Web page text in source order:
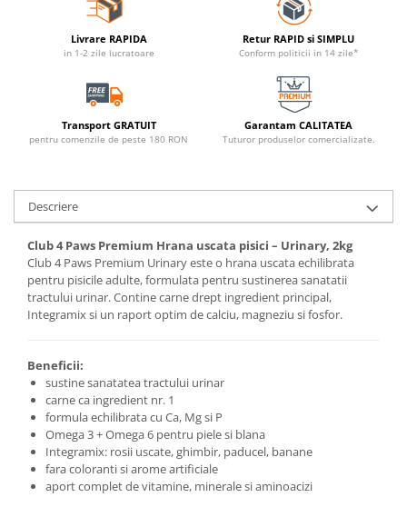
Livrare RAPIDA
in 1-2 zile lucratoare
Retur RAPID si SIMPLU
Conform politicii in 14 zile*
Transport GRATUIT
pentru comenzile de peste 180 RON
Garantam CALITATEA
Tuturor produselor comercializate.
Descriere
Club 4 Paws Premium Hrana uscata pisici – Urinary, 2kg
Club 4 Paws Premium Urinary este o hrana uscata echilibrata
pentru pisicile adulte, formulata pentru sustinerea sanatatii
tractului urinar. Contine carne drept ingredient principal,
Integramix si un raport optim de calciu, magneziu si fosfor.
Beneficii:
sustine sanatatea tractului urinar
carne ca ingredient nr. 1
formula echilibrata cu Ca, Mg si P
Omega 3 + Omega 6 pentru piele si blana
Integramix: rosii uscate, ghimbir, paducel, banane
fara coloranti si arome artificiale
aport complet de vitamine, minerale si aminoacizi